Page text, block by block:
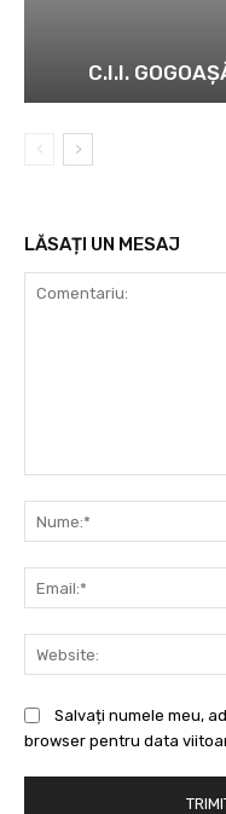
C.I.I.
LĂSAȚI UN MESAJ
Salvați numele meu,
browser pentru data